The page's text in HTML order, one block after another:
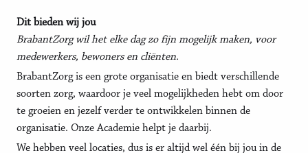
Dit bieden wij jou
BrabantZorg wil het elke dag zo fijn mogelijk maken, voor
medewerkers, bewoners en cliënten.
BrabantZorg is een grote organisatie en biedt verschillende
soorten zorg, waardoor je veel mogelijkheden hebt om door
te groeien en jezelf verder te ontwikkelen binnen de
organisatie. Onze Academie helpt je daarbij.
We hebben veel locaties, dus is er altijd wel één bij jou in de